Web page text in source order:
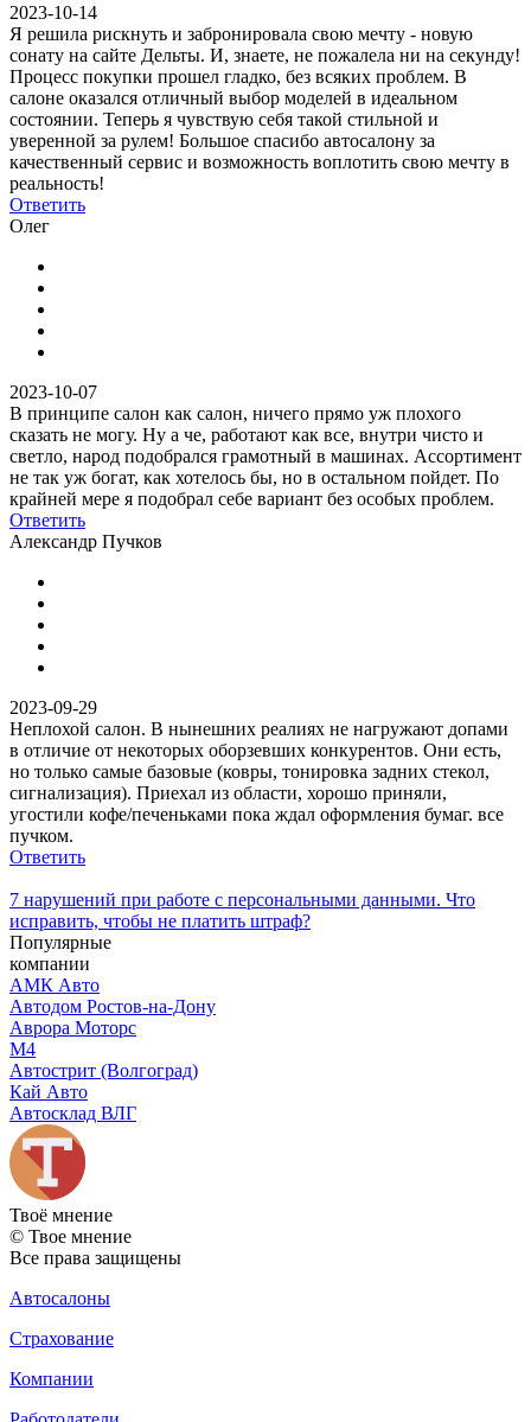
2023-10-14
Я решила рискнуть и забронировала свою мечту - новую
сонату на сайте Дельты. И, знаете, не пожалела ни на секунду!
Процесс покупки прошел гладко, без всяких проблем. В
салоне оказался отличный выбор моделей в идеальном
состоянии. Теперь я чувствую себя такой стильной и
уверенной за рулем! Большое спасибо автосалону за
качественный сервис и возможность воплотить свою мечту в
реальность!
Ответить
Олег
2023-10-07
В принципе салон как салон, ничего прямо уж плохого
сказать не могу. Ну а че, работают как все, внутри чисто и
светло, народ подобрался грамотный в машинах. Ассортимент
не так уж богат, как хотелось бы, но в остальном пойдет. По
крайней мере я подобрал себе вариант без особых проблем.
Ответить
Александр Пучков
2023-09-29
Неплохой салон. В нынешних реалиях не нагружают допами
в отличие от некоторых оборзевших конкурентов. Они есть,
но только самые базовые (ковры, тонировка задних стекол,
сигнализация). Приехал из области, хорошо приняли,
угостили кофе/печеньками пока ждал оформления бумаг. все
пучком.
Ответить
7 нарушений при работе с персональными данными. Что
исправить, чтобы не платить штраф?
Популярные
компании
АМК Авто
Автодом Ростов-на-Дону
Аврора Моторс
М4
Автострит (Волгоград)
Кай Авто
Автосклад ВЛГ
Твоё мнение
© Твое мнение
Все права защищены
Автосалоны
Страхование
Компании